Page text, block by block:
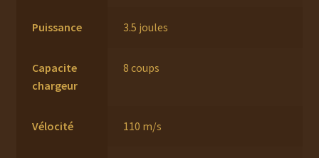
Puissance 3.5 joules
Capacite
chargeur
8 coups
Vélocité 110 m/s